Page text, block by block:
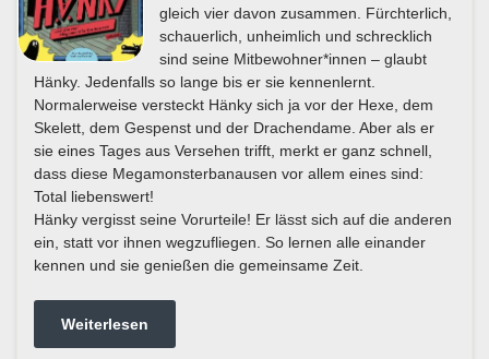
gleich vier davon zusammen. Fürchterlich,
schauerlich, unheimlich und schrecklich
sind seine Mitbewohner*innen – glaubt
Hänky. Jedenfalls so lange bis er sie kennenlernt.
Normalerweise versteckt Hänky sich ja vor der Hexe, dem
Skelett, dem Gespenst und der Drachendame. Aber als er
sie eines Tages aus Versehen trifft, merkt er ganz schnell,
dass diese Megamonsterbanausen vor allem eines sind:
Total liebenswert!
Hänky vergisst seine Vorurteile! Er lässt sich auf die anderen
ein, statt vor ihnen wegzufliegen. So lernen alle einander
kennen und sie genießen die gemeinsame Zeit.
Weiterlesen